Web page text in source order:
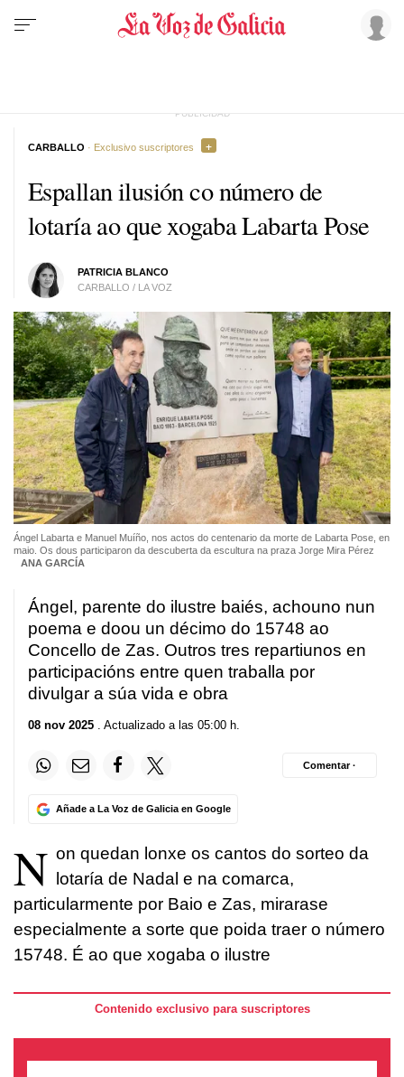
Espallan ilusión co número de
lotaría ao que xogaba Labarta Pose
PATRICIA BLANCO
CARBALLO / LA VOZ
CARBALLO · Exclusivo suscriptores
Ángel Labarta e Manuel Muíño, nos actos do centenario da morte de Labarta Pose, en
maio. Os dous participaron da descuberta da escultura na praza Jorge Mira Pérez
ANA GARCÍA
Ángel, parente do ilustre baiés, achouno nun
poema e doou un décimo do 15748 ao
Concello de Zas. Outros tres repartiunos en
participacións entre quen traballa por
divulgar a súa vida e obra
08 nov 2025 . Actualizado a las 05:00 h.
Añade a La Voz de Galicia en Google
Comentar ·
N on quedan lonxe os cantos do sorteo da
lotaría de Nadal e na comarca,
particularmente por Baio e Zas, mirarase
especialmente a sorte que poida traer o número
15748. É ao que xogaba o ilustre
Contenido exclusivo para suscriptores